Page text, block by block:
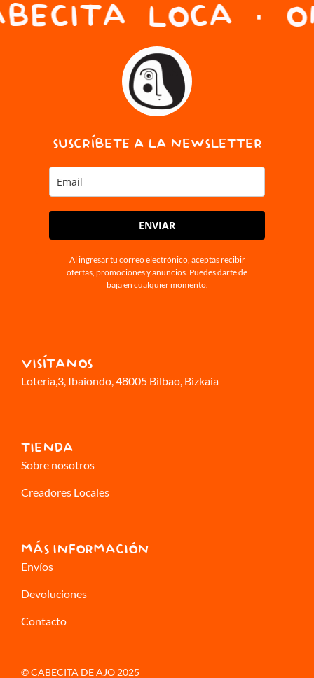
LOCA ·
SUSCRÍBETE A LA NEWSLETTER
ENVIAR
Al ingresar tu correo electrónico, aceptas recibir
ofertas, promociones y anuncios. Puedes darte de
baja en cualquier momento.
VISÍTANOS
Lotería,3, Ibaiondo, 48005 Bilbao, Bizkaia
TIENDA
Sobre nosotros
Creadores Locales
MÁS INFORMACIÓN
Envíos
Devoluciones
Contacto
© CABECITA DE AJO 2025